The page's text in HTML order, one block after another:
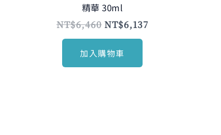
精華 30ml
NT$6,460 NT$6,137
加入購物車